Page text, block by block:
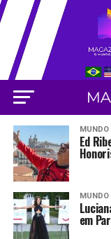
MUNDO
Ed
MUNDO
em